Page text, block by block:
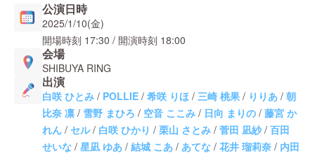
公演日時
2025/1/10(金)
開場時刻 17:30 / 開演時刻 18:00
会場
SHIBUYA RING
出演
白咲 ひとみ / POLLIE / 希咲 りほ / 三崎 桃果 / りりあ / 朝
比奈 凛 / 雪野 まひろ / 空音 ここみ / 日向 まりの / 藤宮 か
れん / セル/ 白咲 ひかり / 栗山 さとみ / 菅田 凪紗/ 百田
せいな / 星凪 ゆあ / 結城 こあ / あてな / 花井 瑠莉奈 / 内田